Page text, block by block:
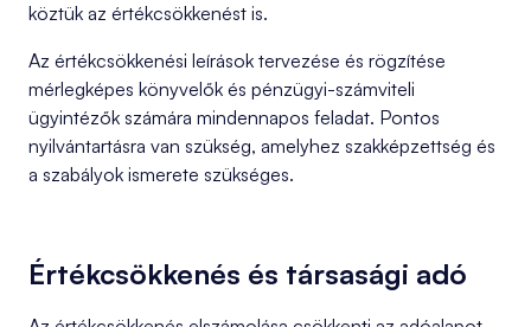
köztük az értékcsökkenést is.
Az értékcsökkenési leírások tervezése és rögzítése
mérlegképes könyvelők és pénzügyi-számviteli
ügyintézők számára mindennapos feladat. Pontos
nyilvántartásra van szükség, amelyhez szakképzettség és
a szabályok ismerete szükséges.
Értékcsökkenés és társasági adó